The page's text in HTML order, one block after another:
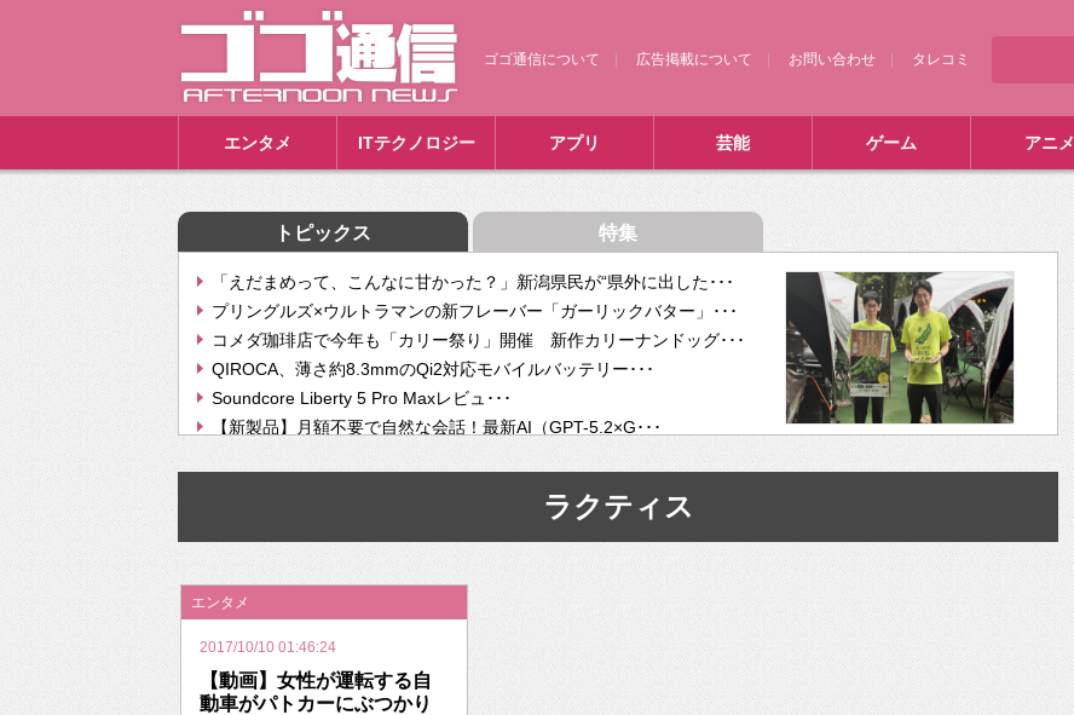
ゴゴ通信について 広告掲載について お問い合わせ タレコミ
エンタメ ITテクノロジー アプリ 芸能 ゲーム アニメ
トピックス 特集
「えだまめって、こんなに甘かった？」新潟県民が“県外に出した･･･
プリングルズ×ウルトラマンの新フレーバー「ガーリックバター」･･･
コメダ珈琲店で今年も「カリー祭り」開催 新作カリーナンドッグ･･･
QIROCA、薄さ約8.3mmのQi2対応モバイルバッテリー･･･
Soundcore Liberty 5 Pro Maxレビュ･･･
【新製品】月額不要で自然な会話！最新AI（GPT-5.2×G･･･
【次世代の没入感と生産性】VITURE Luma Ultra･･･
挫折率8割の壁をAIで突破。ジャストシステム、”自分が今話し･･･
2026年のバレンタインは「自分で作って、想いを渡す」 TE･･･
ラクティス
エンタメ
2017/10/10 01:46:24
【動画】女性が運転する自
動車がパトカーにぶつかり